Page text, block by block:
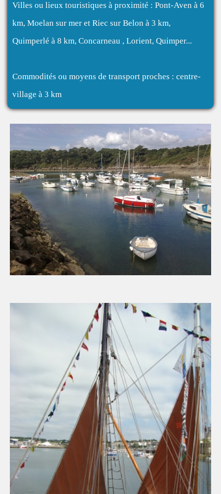
Villes ou lieux touristiques à proximité : Pont-Aven à 6
km, Moelan sur mer et Riec sur Belon à 3 km,
Quimperlé à 8 km, Concarneau , Lorient, Quimper...
Commodités ou moyens de transport proches : centre-
village à 3 km